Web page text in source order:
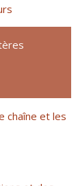
chaîne et les